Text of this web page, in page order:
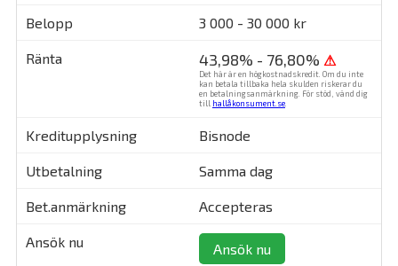
3 000 - 30 000 kr
43,98% - 76,80% ⚠
Det här är en högkostnadskredit. Om du inte
kan betala tillbaka hela skulden riskerar du
en betalningsanmärkning. För stöd, vänd dig
till hallåkonsument.se
Bisnode
Samma dag
Accepteras
Ansök nu